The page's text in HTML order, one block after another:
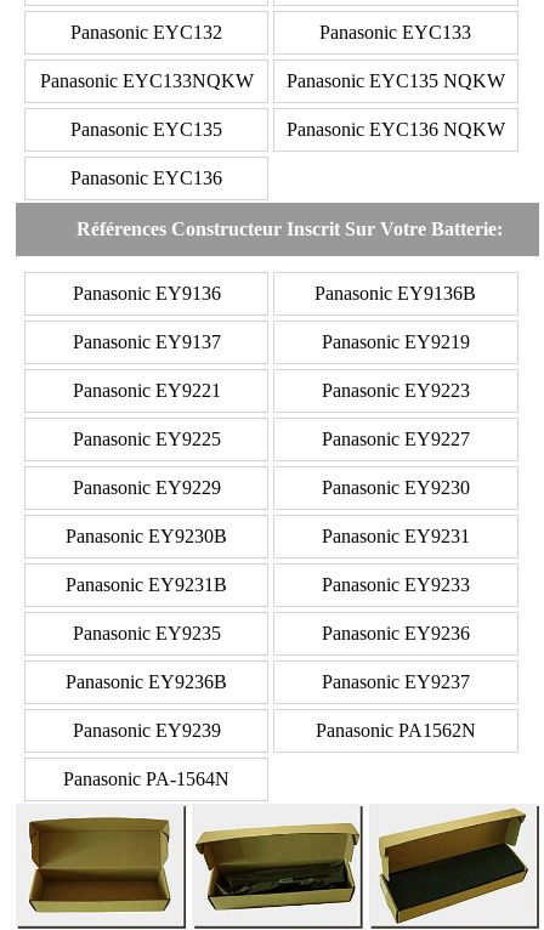
Panasonic EYC132 Panasonic EYC133
Panasonic EYC133NQKW Panasonic EYC135 NQKW
Panasonic EYC135 Panasonic EYC136 NQKW
Panasonic EYC136
Références Constructeur Inscrit Sur Votre Batterie:
Panasonic EY9136 Panasonic EY9136B
Panasonic EY9137 Panasonic EY9219
Panasonic EY9221 Panasonic EY9223
Panasonic EY9225 Panasonic EY9227
Panasonic EY9229 Panasonic EY9230
Panasonic EY9230B Panasonic EY9231
Panasonic EY9231B Panasonic EY9233
Panasonic EY9235 Panasonic EY9236
Panasonic EY9236B Panasonic EY9237
Panasonic EY9239 Panasonic PA1562N
Panasonic PA-1564N